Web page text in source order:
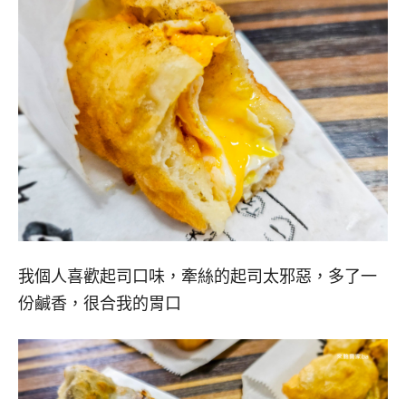
我個人喜歡起司口味，牽絲的起司太邪惡，多了一
份鹹香，很合我的胃口